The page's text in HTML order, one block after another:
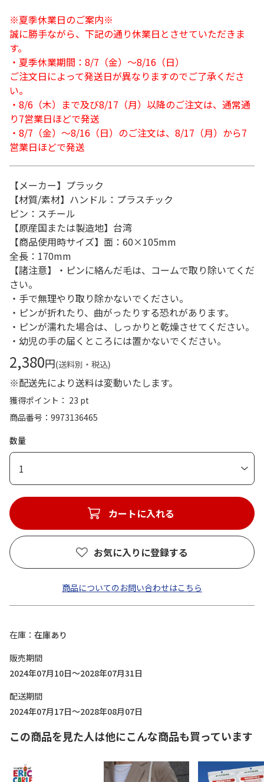
※夏季休業日のご案内※
誠に勝手ながら、下記の通り休業日とさせていただきま
す。
・夏季休業期間：8/7（金）～8/16（日）
ご注文日によって発送日が異なりますのでご了承くださ
い。
・8/6（木）まで及び8/17（月）以降のご注文は、通常通
り7営業日ほどで発送
・8/7（金）～8/16（日）のご注文は、8/17（月）から7
営業日ほどで発送
【メーカー】プラック
【材質/素材】ハンドル：プラスチック
ピン：スチール
【原産国または製造地】台湾
【商品使用時サイズ】面：60×105mm
全長：170mm
【諸注意】・ピンに絡んだ毛は、コームで取り除いてくだ
さい。
・手で無理やり取り除かないでください。
・ピンが折れたり、曲がったりする恐れがあります。
・ピンが濡れた場合は、しっかりと乾燥させてください。
・幼児の手の届くところには置かないでください。
2,380円(送料別・税込)
※配送先により送料は変動いたします。
獲得ポイント： 23 pt
商品番号
9973136465
数量
1
カートに入れる
お気に入りに登録する
商品についてのお問い合わせはこちら
在庫
在庫あり
販売期間
2024年07月10日～2028年07月31日
配送期間
2024年07月17日～2028年08月07日
この商品を見た人は他にこんな商品も買っています